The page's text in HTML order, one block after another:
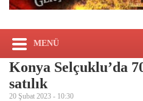
MENÜ
Konya Selçuklu’da
satılık
20 Şubat 2023 - 10:30